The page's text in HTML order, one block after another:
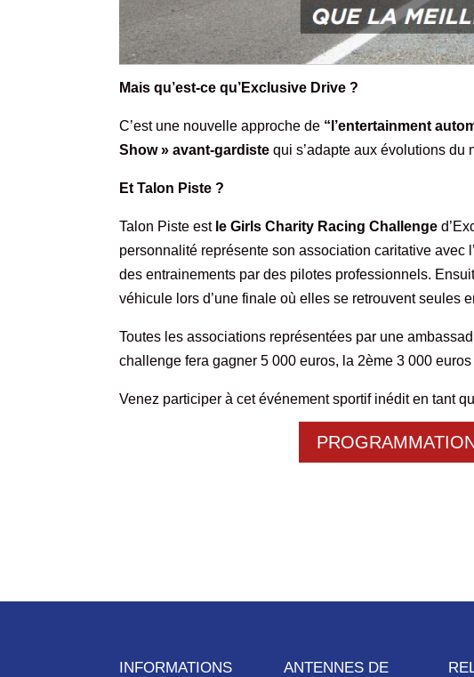
Mais qu’est-ce qu’Exclusive Drive ?
C’est une nouvelle approche de “l’entertainment
Show » avant-gardiste qui s’adapte aux évolutions du
Et Talon Piste ?
Talon Piste est le Girls Charity Racing Challenge
personnalité représente son association caritative avec
des entrainements par des pilotes professionnels.
véhicule lors d’une finale où elles se retrouvent seules
Toutes les associations représentées par une
challenge fera gagner 5 000 euros, la 2ème 3 000
Venez participer à cet événement sportif inédit en tant
INFORMATIONS
ANTENNES DE